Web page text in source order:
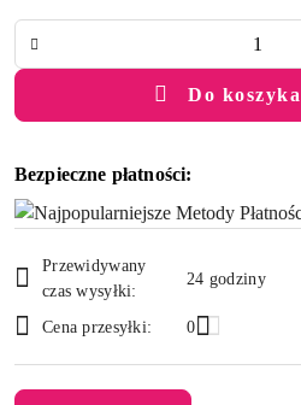
Do koszyka
Bezpieczne płatności:
i
dostawa
Przewidywany
czas wysyłki:
24 godziny
Cena przesyłki: 0